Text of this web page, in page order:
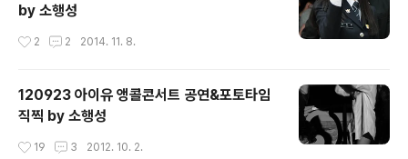
by 소행성
2 2 2014. 11. 8.
120923 아이유 앵콜콘서트 공연&포토타임
직찍 by 소행성
19 3 2012. 10. 2.